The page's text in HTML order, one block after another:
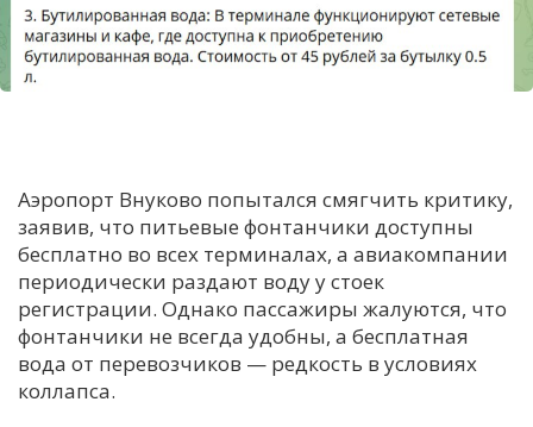
Аэропорт Внуково попытался смягчить критику,
заявив, что питьевые фонтанчики доступны
бесплатно во всех терминалах, а авиакомпании
периодически раздают воду у стоек
регистрации. Однако пассажиры жалуются, что
фонтанчики не всегда удобны, а бесплатная
вода от перевозчиков — редкость в условиях
коллапса.